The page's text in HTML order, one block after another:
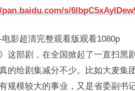
s/
电影超清完整观看版观看1080p
这部剧，在全国掀起了一直扫黑剧
的给剧集减分不少。比如大麦集
规模较大的事业，又是省委副书